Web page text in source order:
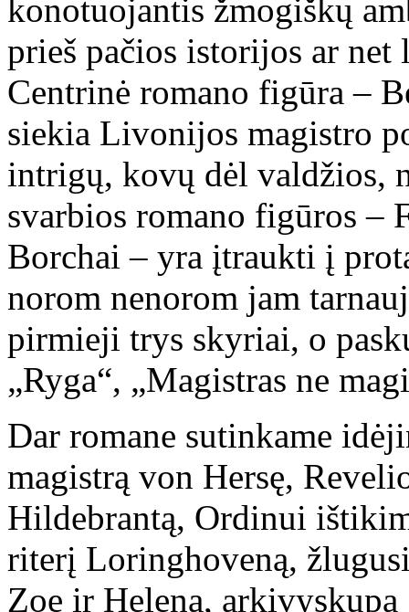
konotuojantis žmogiškų
prieš pačios istorijos ar
Centrinė romano figūra –
siekia Livonijos magistro
intrigų, kovų dėl valdžios,
svarbios romano figūros –
Borchai – yra įtraukti į
norom nenorom jam
pirmieji trys skyriai, o
„Ryga“, „Magistras ne
Dar romane sutinkame
magistrą von Hersę,
Hildebrantą, Ordinui
riterį Loringhoveną,
Zoe ir Heleną,